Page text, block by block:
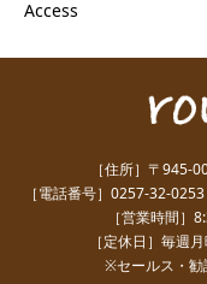
Access
［住所］〒945-
［電話番号］0257-32-
［営業時間
［定休日］毎週
※セールス・勧